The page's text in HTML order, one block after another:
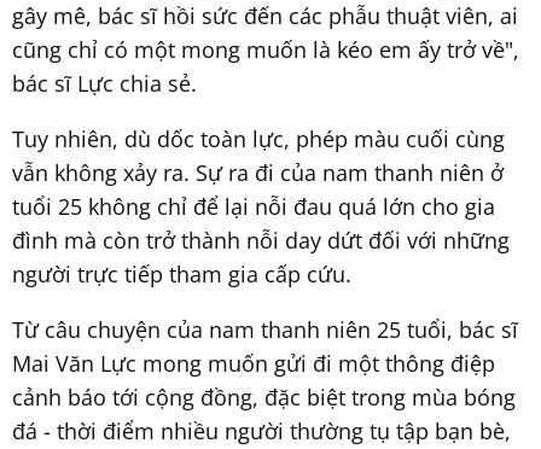
gây mê, bác sĩ hồi sức đến các phẫu thuật viên, ai
cũng chỉ có một mong muốn là kéo em ấy trở về",
bác sĩ Lực chia sẻ.
Tuy nhiên, dù dốc toàn lực, phép màu cuối cùng
vẫn không xảy ra. Sự ra đi của nam thanh niên ở
tuổi 25 không chỉ để lại nỗi đau quá lớn cho gia
đình mà còn trở thành nỗi day dứt đối với những
người trực tiếp tham gia cấp cứu.
Từ câu chuyện của nam thanh niên 25 tuổi, bác sĩ
Mai Văn Lực mong muốn gửi đi một thông điệp
cảnh báo tới cộng đồng, đặc biệt trong mùa bóng
đá - thời điểm nhiều người thường tụ tập bạn bè,